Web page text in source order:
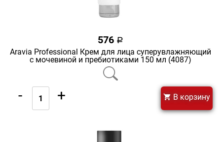
576 a
Aravia Professional Крем для лица суперувлажняющий
с мочевиной и пребиотиками 150 мл (4087)
- + В корзину